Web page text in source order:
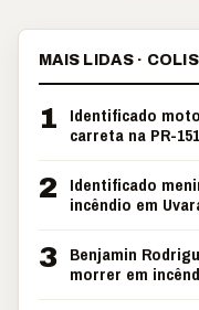
MAIS LIDAS ·
1
Identificado
carreta na PR-
2
Identificado
incêndio em
3 Benjamin
morrer em